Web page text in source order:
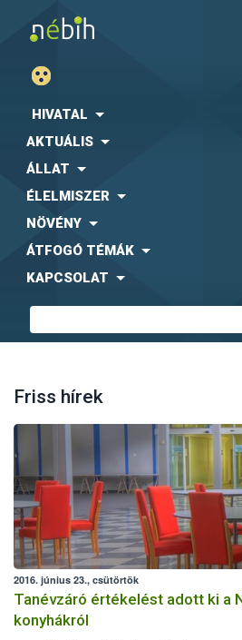
HIVATAL
AKTUÁLIS
ÁLLAT
ÉLELMISZER
NÖVÉNY
ÁTFOGÓ TÉMÁK
KAPCSOLAT
Friss hírek
2016. június 23., csütörtök
Tanévzáró értékelést adott ki a
konyhákról